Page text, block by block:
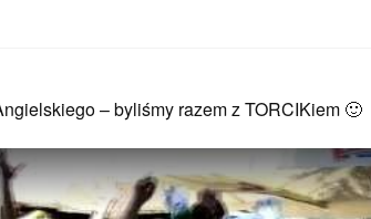
– byliśmy razem z TORCIKiem 🙂